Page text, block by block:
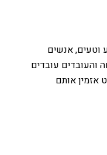
וטעים, אנשים
והעובדים עובדים
אזמין אותם